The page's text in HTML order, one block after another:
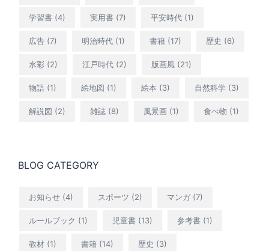
学習書 (4) 実用書 (7) 平安時代 (1)
広告 (7) 明治時代 (1) 書籍 (17) 歴史 (6)
水彩 (2) 江戸時代 (2) 版画風 (21)
物語 (1) 絵地図 (1) 絵本 (3) 自然科学 (3)
解説図 (2) 雑誌 (8) 風景画 (1) 食べ物 (1)
BLOG CATEGORY
お知らせ (4) スポーツ (2) マンガ (7)
ルールブック (1) 児童書 (13) 参考書 (1)
教材 (1) 書籍 (14) 歴史 (3)